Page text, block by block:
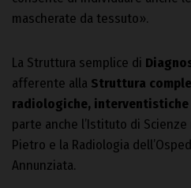
mascherate da tessuto».
La Struttura semplice di
afferente alla Struttura
radiologiche, interventistiche
parte anche l’Istituto di
Pietro e la Radiologia
Annunziata.